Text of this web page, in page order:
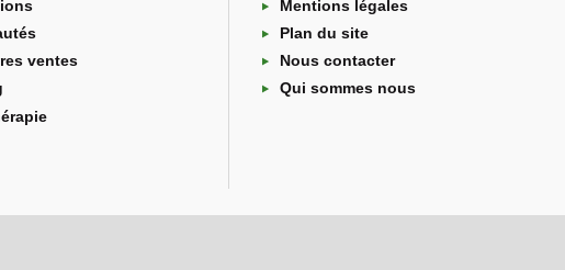
ventes
Mentions légales
Plan du site
Nous contacter
Qui sommes nous